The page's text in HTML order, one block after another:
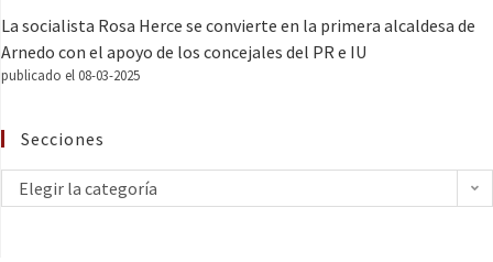
La socialista Rosa Herce se convierte en la primera alcaldesa de
Arnedo con el apoyo de los concejales del PR e IU
publicado el 08-03-2025
Secciones
Elegir la categoría